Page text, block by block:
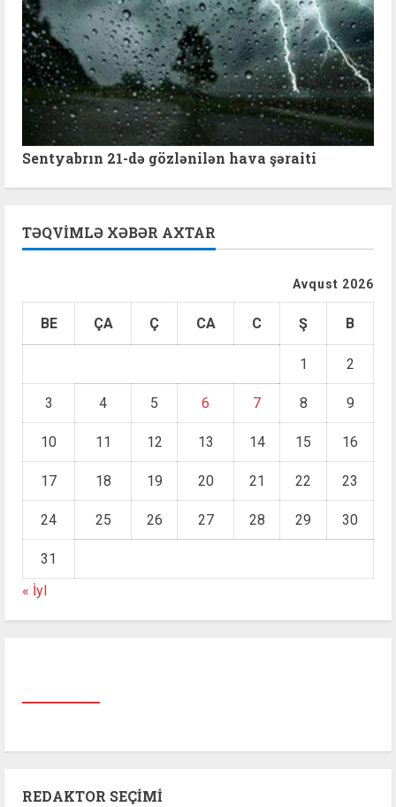
Sentyabrın 21-də gözlənilən hava şəraiti
TƏQVIMLƏ XƏBƏR AXTAR
Avqust 2026
BE ÇA Ç CA C Ş B
1 2
3 4 5 6 7 8 9
10 11 12 13 14 15 16
17 18 19 20 21 22 23
24 25 26 27 28 29 30
31
« İyl
REDAKTOR SEÇIMI